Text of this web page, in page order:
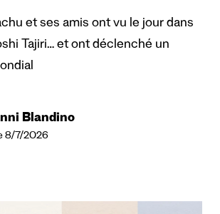
et ses amis ont vu le jour dans
Tajiri… et ont déclenché un
Blandino
8/7/2026